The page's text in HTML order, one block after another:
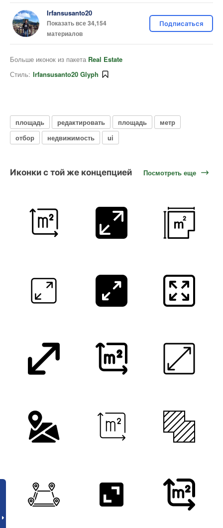
Irfansusanto20
Показать все 34,154
материалов
Подписаться
Больше иконок из пакета Real Estate
Стиль: Irfansusanto20 Glyph
площадь редактировать площадь
метр
отбор
недвижимость ui
Иконки с той же концепцией Посмотреть еще